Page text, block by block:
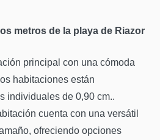
metros de la playa de Riazor
principal con una cómoda
habitaciones están
individuales de 0,90 cm..
cuenta con una versátil
ofreciendo opciones